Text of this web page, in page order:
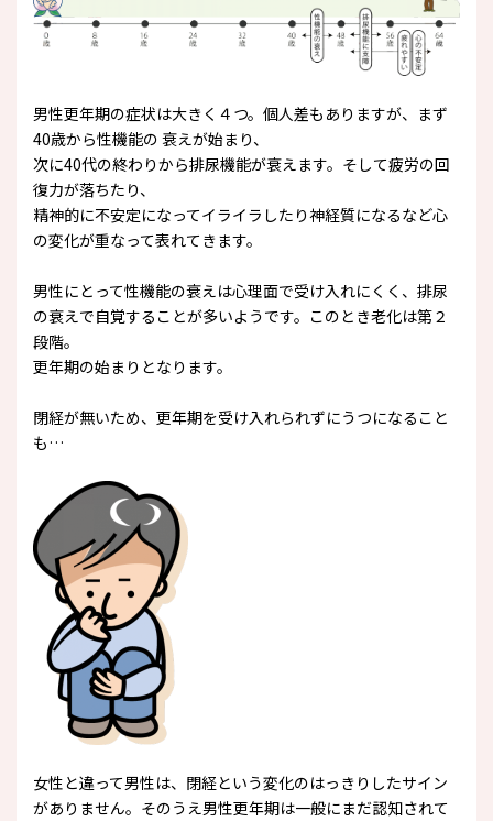
男性更年期の症状は大きく４つ。個人差もありますが、まず
40歳から性機能の 衰えが始まり、
次に40代の終わりから排尿機能が衰えます。そして疲労の回
復力が落ちたり、
精神的に不安定になってイライラしたり神経質になるなど心
の変化が重なって表れてきます。
男性にとって性機能の衰えは心理面で受け入れにくく、排尿
の衰えで自覚することが多いようです。このとき老化は第２
段階。
更年期の始まりとなります。
閉経が無いため、更年期を受け入れられずにうつになること
も…
女性と違って男性は、閉経という変化のはっきりしたサイン
がありません。そのうえ男性更年期は一般にまだ認知されて